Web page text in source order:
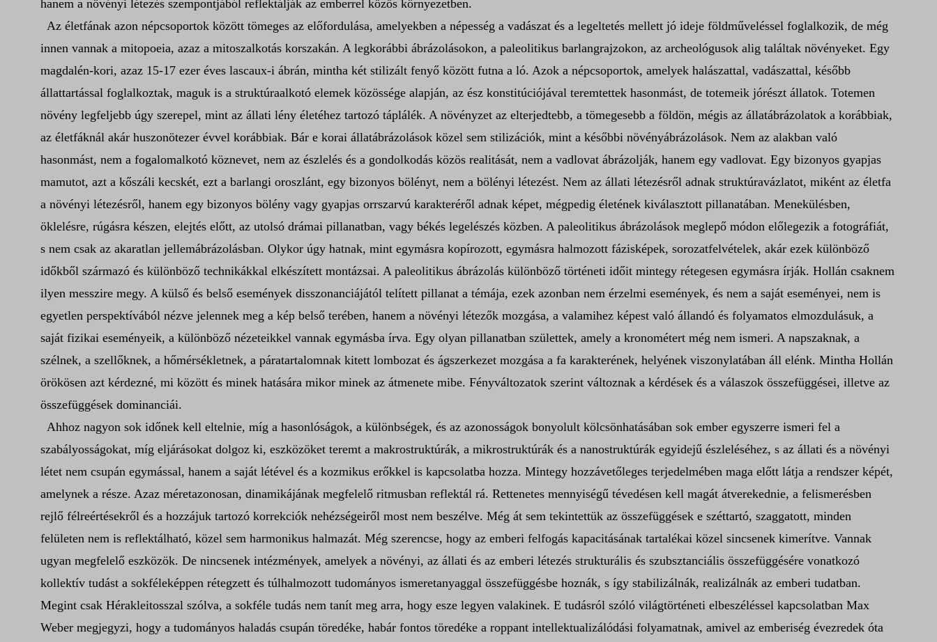
hanem a növényi létezés szempontjából reflektálják az emberrel közös környezetben.
Az életfának azon népcsoportok között tömeges az előfordulása, amelyekben a népesség a vadászat és a legeltetés mellett jó ideje földműveléssel foglalkozik, de még
innen vannak a mitopoeia, azaz a mitoszalkotás korszakán. A legkorábbi ábrázolásokon, a paleolitikus barlangrajzokon, az archeológusok alig találtak növényeket. Egy
magdalén-kori, azaz 15-17 ezer éves lascaux-i ábrán, mintha két stilizált fenyő között futna a ló. Azok a népcsoportok, amelyek halászattal, vadászattal, később
állattartással foglalkoztak, maguk is a struktúraalkotó elemek közössége alapján, az ész konstitúciójával teremtettek hasonmást, de totemeik jórészt állatok. Totemen
növény legfeljebb úgy szerepel, mint az állati lény életéhez tartozó táplálék. A növényzet az elterjedtebb, a tömegesebb a földön, mégis az állatábrázolatok a korábbiak,
az életfáknál akár huszonötezer évvel korábbiak. Bár e korai állatábrázolások közel sem stilizációk, mint a későbbi növényábrázolások. Nem az alakban való
hasonmást, nem a fogalomalkotó köznevet, nem az észlelés és a gondolkodás közös realitását, nem a vadlovat ábrázolják, hanem egy vadlovat. Egy bizonyos gyapjas
mamutot, azt a kőszáli kecskét, ezt a barlangi oroszlánt, egy bizonyos bölényt, nem a bölényi létezést. Nem az állati létezésről adnak struktúravázlatot, miként az életfa
a növényi létezésről, hanem egy bizonyos bölény vagy gyapjas orrszarvú karakteréről adnak képet, mégpedig életének kiválasztott pillanatában. Menekülésben,
öklelésre, rúgásra készen, elejtés előtt, az utolsó drámai pillanatban, vagy békés legelészés közben. A paleolitikus ábrázolások meglepő módon előlegezik a fotográfiát,
s nem csak az akaratlan jellemábrázolásban. Olykor úgy hatnak, mint egymásra kopírozott, egymásra halmozott fázisképek, sorozatfelvételek, akár ezek különböző
időkből származó és különböző technikákkal elkészített montázsai. A paleolitikus ábrázolás különböző történeti időit mintegy rétegesen egymásra írják. Hollán csaknem
ilyen messzire megy. A külső és belső események disszonanciájától telített pillanat a témája, ezek azonban nem érzelmi események, és nem a saját eseményei, nem is
egyetlen perspektívából nézve jelennek meg a kép belső terében, hanem a növényi létezők mozgása, a valamihez képest való állandó és folyamatos elmozdulásuk, a
saját fizikai eseményeik, a különböző nézeteikkel vannak egymásba írva. Egy olyan pillanatban születtek, amely a kronométert még nem ismeri. A napszaknak, a
szélnek, a szellőknek, a hőmérsékletnek, a páratartalomnak kitett lombozat és ágszerkezet mozgása a fa karakterének, helyének viszonylatában áll elénk. Mintha Hollán
örökösen azt kérdezné, mi között és minek hatására mikor minek az átmenete mibe. Fényváltozatok szerint változnak a kérdések és a válaszok összefüggései, illetve az
összefüggések dominanciái.
Ahhoz nagyon sok időnek kell eltelnie, míg a hasonlóságok, a különbségek, és az azonosságok bonyolult kölcsönhatásában sok ember egyszerre ismeri fel a
szabályosságokat, míg eljárásokat dolgoz ki, eszközöket teremt a makrostruktúrák, a mikrostruktúrák és a nanostruktúrák egyidejű észleléséhez, s az állati és a növényi
létet nem csupán egymással, hanem a saját létével és a kozmikus erőkkel is kapcsolatba hozza. Mintegy hozzávetőleges terjedelmében maga előtt látja a rendszer képét,
amelynek a része. Azaz méretazonosan, dinamikájának megfelelő ritmusban reflektál rá. Rettenetes mennyiségű tévedésen kell magát átverekednie, a felismerésben
rejlő félreértésekről és a hozzájuk tartozó korrekciók nehézségeiről most nem beszélve. Még át sem tekintettük az összefüggések e széttartó, szaggatott, minden
felületen nem is reflektálható, közel sem harmonikus halmazát. Még szerencse, hogy az emberi felfogás kapacitásának tartalékai közel sincsenek kimerítve. Vannak
ugyan megfelelő eszközök. De nincsenek intézmények, amelyek a növényi, az állati és az emberi létezés strukturális és szubsztanciális összefüggésére vonatkozó
kollektív tudást a sokféleképpen rétegzett és túlhalmozott tudományos ismeretanyaggal összefüggésbe hoznák, s így stabilizálnák, realizálnák az emberi tudatban.
Megint csak Hérakleitosszal szólva, a sokféle tudás nem tanít meg arra, hogy esze legyen valakinek. E tudásról szóló világtörténeti elbeszéléssel kapcsolatban Max
Weber megjegyzi, hogy a tudományos haladás csupán töredéke, habár fontos töredéke a roppant intellektualizálódási folyamatnak, amivel az emberiség évezredek óta